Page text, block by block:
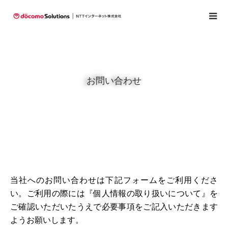
お問い合わせ
当社へのお問い合わせは下記フォームをご利用くださ
い。ご利用の際には『個人情報の取り扱いについて』を
ご確認いただいたうえで必要事項をご記入いただきます
ようお願いします。